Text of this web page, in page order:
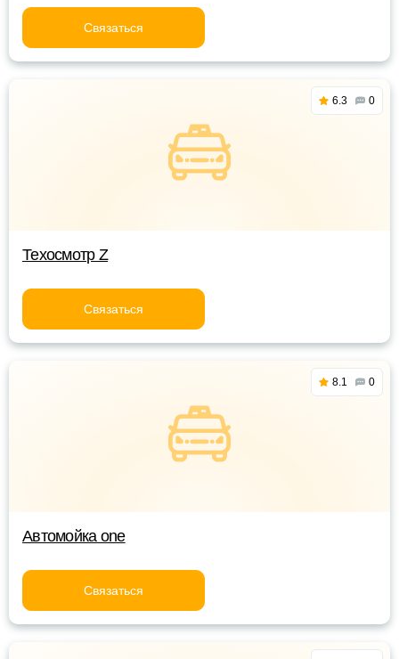
Связаться
6.3 0
Техосмотр Z
Связаться
8.1 0
Автомойка one
Связаться